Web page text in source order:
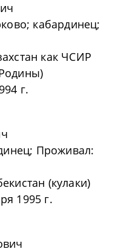
кабардинец;
как ЧСИР
г.
Проживал:
(кулаки)
1995 г.